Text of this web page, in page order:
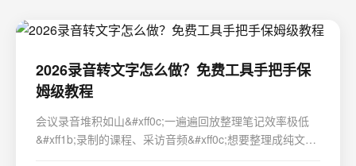
2026录音转文字怎么做？免费工具手把手保
姆级教程
会议录音堆积如山&#xff0c;一遍遍回放整理笔记效率极低
&#xff1b;录制的课程、采访音频&#xff0c;想要整理成纯文字